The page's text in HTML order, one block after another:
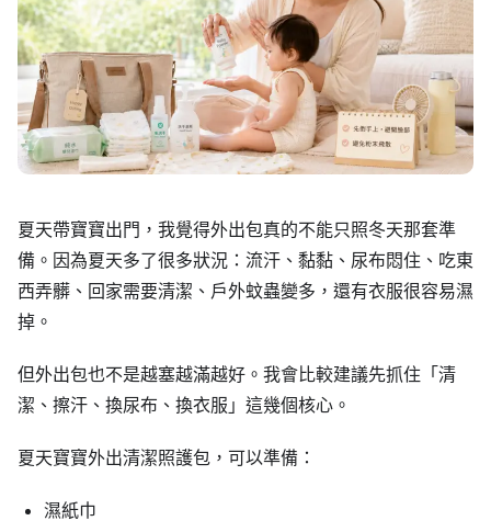
夏天帶寶寶出門，我覺得外出包真的不能只照冬天那套準
備。因為夏天多了很多狀況：流汗、黏黏、尿布悶住、吃東
西弄髒、回家需要清潔、戶外蚊蟲變多，還有衣服很容易濕
掉。
但外出包也不是越塞越滿越好。我會比較建議先抓住「清
潔、擦汗、換尿布、換衣服」這幾個核心。
夏天寶寶外出清潔照護包，可以準備：
濕紙巾